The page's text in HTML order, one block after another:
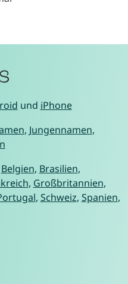
und iPhone
, Jungennamen,
Belgien, Brasilien,
, Großbritannien,
, Schweiz, Spanien,